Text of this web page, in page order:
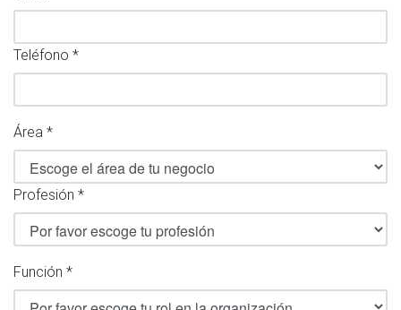
Teléfono *
Área *
Profesión *
Función *